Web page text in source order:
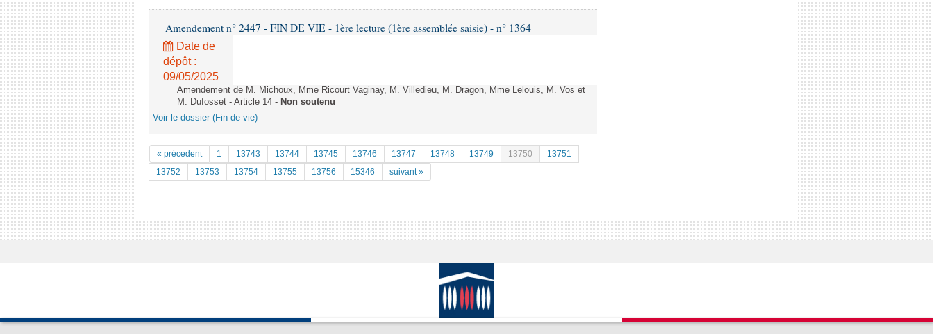
Amendement n° 2447 - FIN DE VIE - 1ère lecture (1ère assemblée saisie) - n° 1364
Date de
dépôt :
09/05/2025
Amendement de M. Michoux, Mme Ricourt Vaginay, M. Villedieu, M. Dragon, Mme Lelouis, M. Vos et
M. Dufosset - Article 14 - Non soutenu
Voir le dossier (Fin de vie)
« précedent 1 13743 13744 13745 13746 13747 13748 13749 13750
13751
13752
13753 13754 13755 13756 15346 suivant »